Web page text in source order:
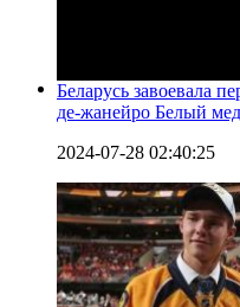
Беларусь завоевала
де-жанейро Белый
2024-07-28 02:40:25